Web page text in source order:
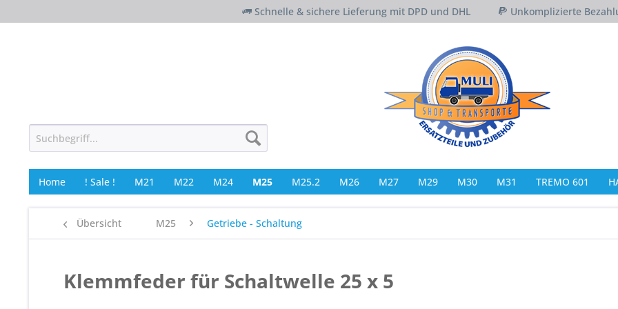
Schnelle & sichere Lieferung mit DPD und DHL Unkomplizierte
Home ! Sale ! M21 M22 M24 M25 M25.2 M26 M27 M29 M30 M31 TREMO 601
Übersicht M25 Getriebe - Schaltung
Klemmfeder für Schaltwelle 25 x 5